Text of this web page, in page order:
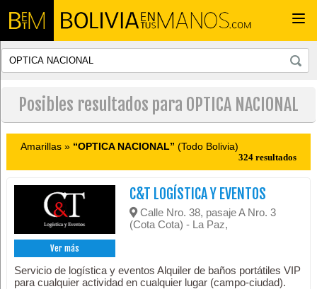
Posibles resultados para OPTICA NACIONAL
Amarillas » “OPTICA NACIONAL” (Todo Bolivia)
324 resultados
Ver más
C&T LOGÍSTICA Y EVENTOS
Calle Nro. 38, pasaje A Nro. 3
(Cota Cota) - La Paz,
Servicio de logística y eventos Alquiler de baños portátiles VIP
para cualquier actividad en cualquier lugar (campo-ciudad).